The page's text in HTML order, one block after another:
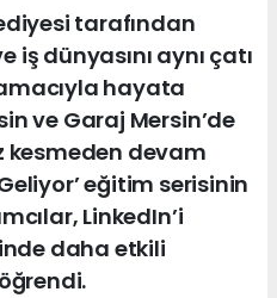
tarafından
dünyasını aynı çatı
hayata
ve Garaj Mersin’de
kesmeden devam
eğitim serisinin
LinkedIn’i
daha etkili